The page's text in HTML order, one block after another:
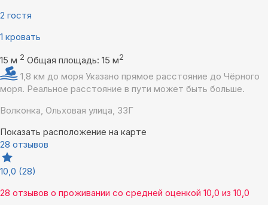
2 гостя
1 кровать
15 м 2 Общая площадь: 15 м2
1,8 км до моря Указано прямое расстояние до Чёрного
моря. Реальное расстояние в пути может быть больше.
Волконка, Ольховая улица, 33Г
Показать расположение на карте
28 отзывов
10,0 (28)
28 отзывов о проживании со средней оценкой 10,0 из 10,0